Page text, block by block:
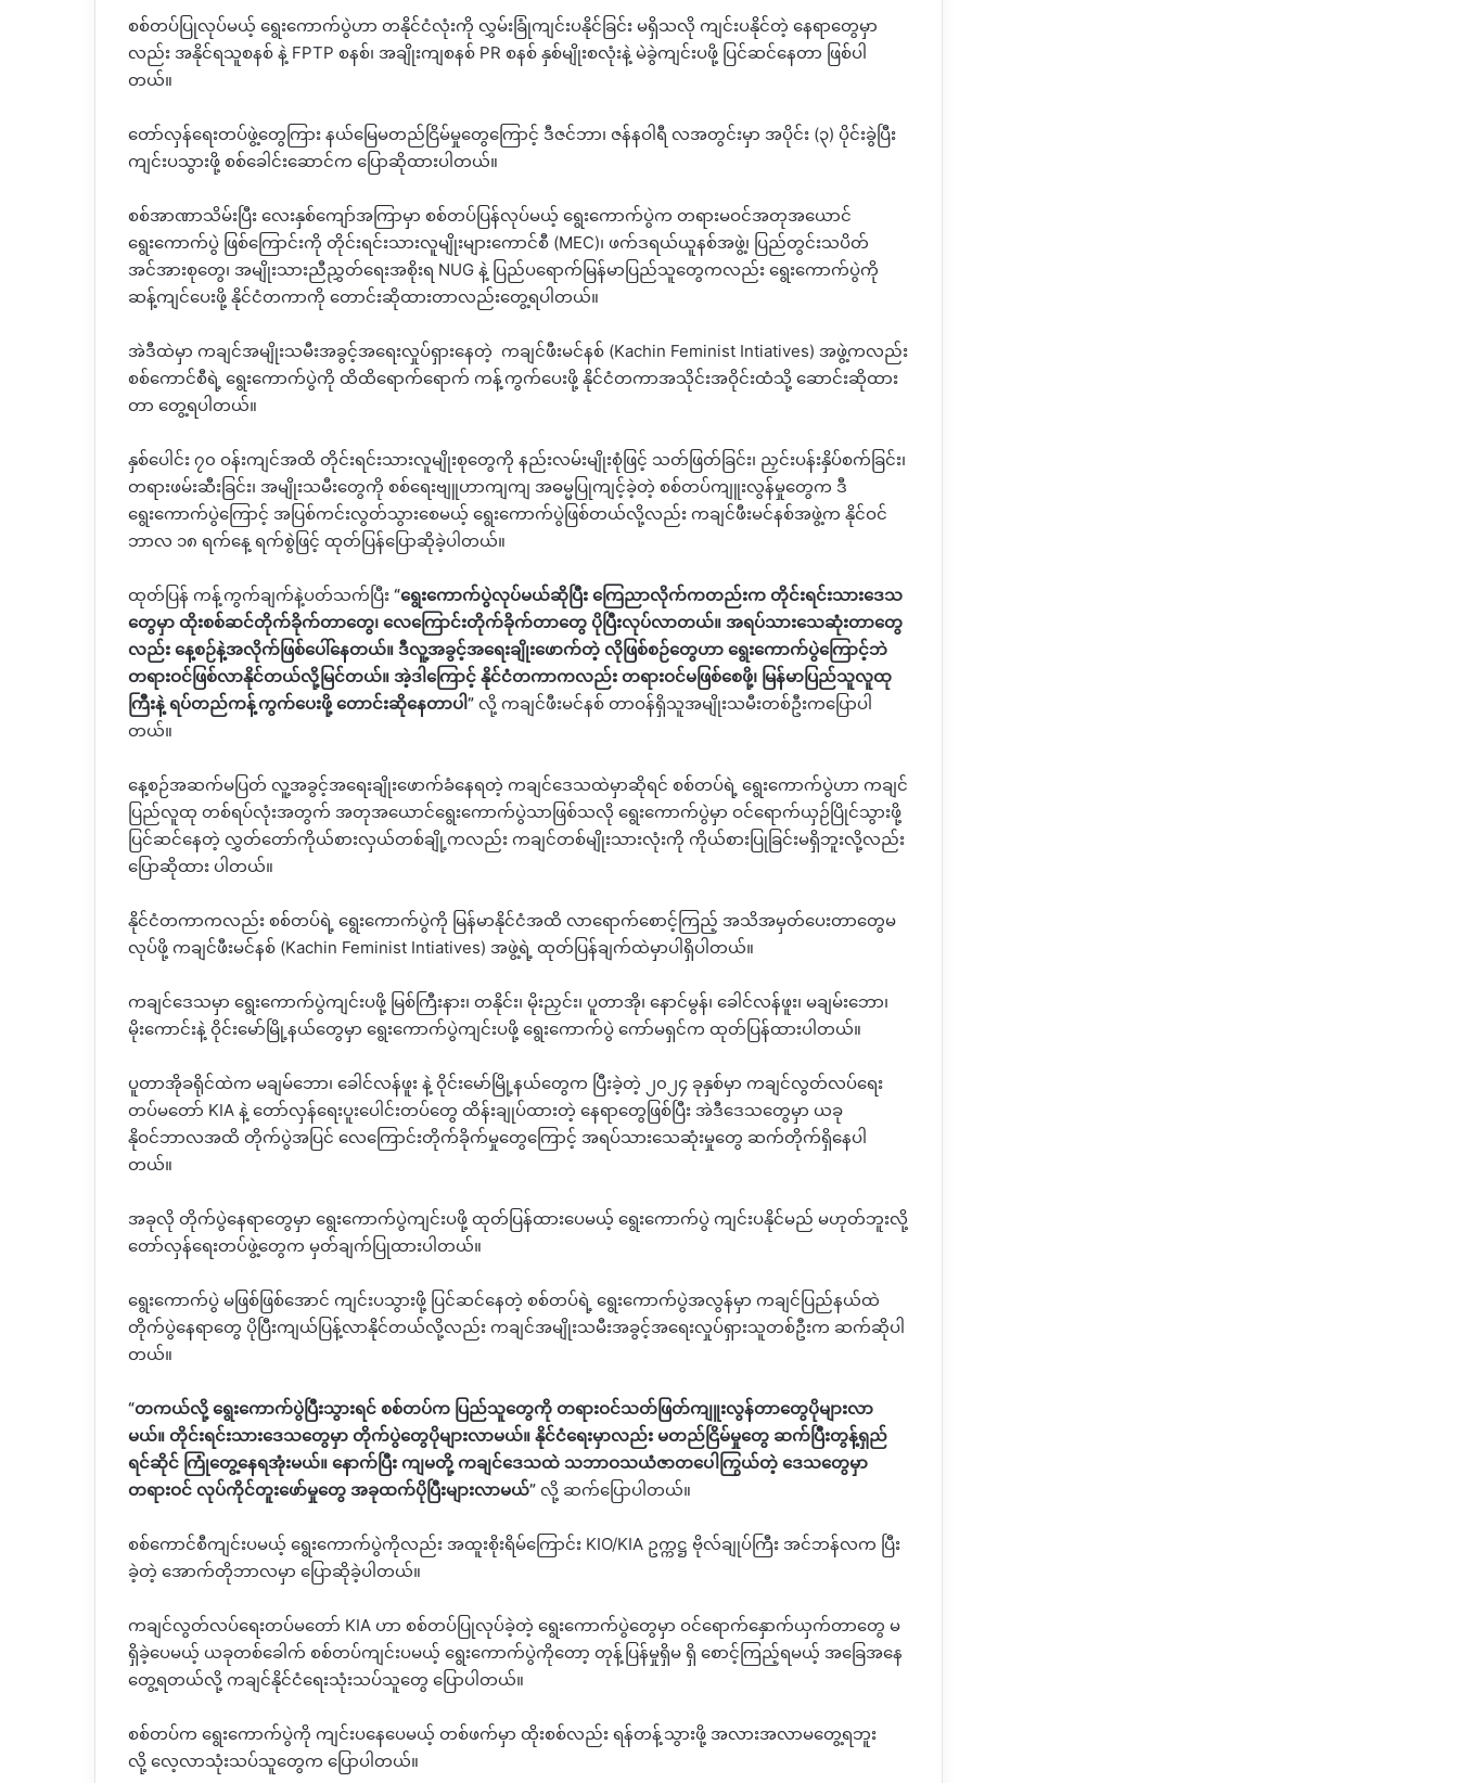
စစ်တပ်ပြုလုပ်မယ့် ရွေးကောက်ပွဲဟာ တနိုင်ငံလုံးကို လွှမ်းခြုံကျင်းပနိုင်ခြင်း မရှိသလို ကျင်းပနိုင်တဲ့ နေရာတွေမှာ
လည်း အနိုင်ရသူစနစ် နဲ့ FPTP စနစ်၊ အချိုးကျစနစ် PR စနစ် နှစ်မျိုးစလုံးနဲ့ မဲခွဲကျင်းပဖို့ ပြင်ဆင်နေတာ ဖြစ်ပါ
တယ်။
တော်လှန်ရေးတပ်ဖွဲ့တွေကြား နယ်မြေမတည်ငြိမ်မှုတွေကြောင့် ဒီဇင်ဘာ၊ ဇန်နဝါရီ လအတွင်းမှာ အပိုင်း (၃) ပိုင်းခွဲပြီး
ကျင်းပသွားဖို့ စစ်ခေါင်းဆောင်က ပြောဆိုထားပါတယ်။
စစ်အာဏာသိမ်းပြီး လေးနှစ်ကျော်အကြာမှာ စစ်တပ်ပြန်လုပ်မယ့် ရွေးကောက်ပွဲက တရားမဝင်အတုအယောင်
ရွေးကောက်ပွဲ ဖြစ်ကြောင်းကို တိုင်းရင်းသားလူမျိုးများကောင်စီ (MEC)၊ ဖက်ဒရယ်ယူနစ်အဖွဲ့၊ ပြည်တွင်းသပိတ်
အင်အားစုတွေ၊ အမျိုးသားညီညွှတ်ရေးအစိုးရ NUG နဲ့ ပြည်ပရောက်မြန်မာပြည်သူတွေကလည်း ရွေးကောက်ပွဲကို
ဆန့်ကျင်ပေးဖို့ နိုင်ငံတကာကို တောင်းဆိုထားတာလည်းတွေ့ရပါတယ်။
အဲဒီထဲမှာ ကချင်အမျိုးသမီးအခွင့်အရေးလှုပ်ရှားနေတဲ့ ကချင်ဖီးမင်နစ် (Kachin Feminist Intiatives) အဖွဲ့ကလည်း
စစ်ကောင်စီရဲ့ ရွေးကောက်ပွဲကို ထိထိရောက်ရောက် ကန့်ကွက်ပေးဖို့ နိုင်ငံတကာအသိုင်းအဝိုင်းထံသို့ ဆောင်းဆိုထား
တာ တွေ့ရပါတယ်။
နှစ်ပေါင်း ၇၀ ဝန်းကျင်အထိ တိုင်းရင်းသားလူမျိုးစုတွေကို နည်းလမ်းမျိုးစုံဖြင့် သတ်ဖြတ်ခြင်း၊ ညှင်းပန်းနှိပ်စက်ခြင်း၊
တရားဖမ်းဆီးခြင်း၊ အမျိုးသမီးတွေကို စစ်ရေးဗျူဟာကျကျ အဓမ္မပြုကျင့်ခဲ့တဲ့ စစ်တပ်ကျူးလွန်မှုတွေက ဒီ
ရွေးကောက်ပွဲကြောင့် အပြစ်ကင်းလွတ်သွားစေမယ့် ရွေးကောက်ပွဲဖြစ်တယ်လို့လည်း ကချင်ဖီးမင်နစ်အဖွဲ့က နိုင်ဝင်
ဘာလ ၁၈ ရက်နေ့ ရက်စွဲဖြင့် ထုတ်ပြန်ပြောဆိုခဲ့ပါတယ်။
ထုတ်ပြန် ကန့်ကွက်ချက်နဲ့ပတ်သက်ပြီး “ရွေးကောက်ပွဲလုပ်မယ်ဆိုပြီး ကြေညာလိုက်ကတည်းက တိုင်းရင်းသားဒေသ
တွေမှာ ထိုးစစ်ဆင်တိုက်ခိုက်တာတွေ၊ လေကြောင်းတိုက်ခိုက်တာတွေ ပိုပြီးလုပ်လာတယ်။ အရပ်သားသေဆုံးတာတွေ
လည်း နေ့စဉ်နဲ့အလိုက်ဖြစ်ပေါ်နေတယ်။ ဒီလူ့အခွင့်အရေးချိုးဖောက်တဲ့ လိုဖြစ်စဉ်တွေဟာ ရွေးကောက်ပွဲကြောင့်ဘဲ
တရားဝင်ဖြစ်လာနိုင်တယ်လို့မြင်တယ်။ အဲ့ဒါကြောင့် နိုင်ငံတကာကလည်း တရားဝင်မဖြစ်စေဖို့၊ မြန်မာပြည်သူလူထု
ကြီးနဲ့ ရပ်တည်ကန့်ကွက်ပေးဖို့ တောင်းဆိုနေတာပါ ” လို့ ကချင်ဖီးမင်နစ် တာဝန်ရှိသူအမျိုးသမီးတစ်ဦးကပြောပါ
တယ်။
နေ့စဉ်အဆက်မပြတ် လူ့အခွင့်အရေးချိုးဖောက်ခံနေရတဲ့ ကချင်ဒေသထဲမှာဆိုရင် စစ်တပ်ရဲ့ ရွေးကောက်ပွဲဟာ ကချင်
ပြည်လူထု တစ်ရပ်လုံးအတွက် အတုအယောင်ရွေးကောက်ပွဲသာဖြစ်သလို ရွေးကောက်ပွဲမှာ ဝင်ရောက်ယှဉ်ပြိုင်သွားဖို့
ပြင်ဆင်နေတဲ့ လွှတ်တော်ကိုယ်စားလှယ်တစ်ချို့ကလည်း ကချင်တစ်မျိုးသားလုံးကို ကိုယ်စားပြုခြင်းမရှိဘူးလို့လည်း
ပြောဆိုထား ပါတယ်။
နိုင်ငံတကာကလည်း စစ်တပ်ရဲ့ ရွေးကောက်ပွဲကို မြန်မာနိုင်ငံအထိ လာရောက်စောင့်ကြည့် အသိအမှတ်ပေးတာတွေမ
လုပ်ဖို့ ကချင်ဖီးမင်နစ် (Kachin Feminist Intiatives) အဖွဲ့ရဲ့ ထုတ်ပြန်ချက်ထဲမှာပါရှိပါတယ်။
ကချင်ဒေသမှာ ရွေးကောက်ပွဲကျင်းပဖို့ မြစ်ကြီးနား၊ တနိုင်း၊ မိုးညှင်း၊ ပူတာအို၊ နောင်မွန်၊ ခေါင်လန်ဖူး၊ မချမ်းဘော၊
မိုးကောင်းနဲ့ ဝိုင်းမော်မြို့နယ်တွေမှာ ရွေးကောက်ပွဲကျင်းပဖို့ ရွေးကောက်ပွဲ ကော်မရှင်က ထုတ်ပြန်ထားပါတယ်။
ပူတာအိုခရိုင်ထဲက မချမ်ဘော၊ ခေါင်လန်ဖူး နဲ့ ဝိုင်းမော်မြို့နယ်တွေက ပြီးခဲ့တဲ့ ၂၀၂၄ ခုနှစ်မှာ ကချင်လွတ်လပ်ရေး
တပ်မတော် KIA နဲ့ တော်လှန်ရေးပူးပေါင်းတပ်တွေ ထိန်းချုပ်ထားတဲ့ နေရာတွေဖြစ်ပြီး အဲဒီဒေသတွေမှာ ယခု
နိုဝင်ဘာလအထိ တိုက်ပွဲအပြင် လေကြောင်းတိုက်ခိုက်မှုတွေကြောင့် အရပ်သားသေဆုံးမှုတွေ ဆက်တိုက်ရှိနေပါ
တယ်။
အခုလို တိုက်ပွဲနေရာတွေမှာ ရွေးကောက်ပွဲကျင်းပဖို့ ထုတ်ပြန်ထားပေမယ့် ရွေးကောက်ပွဲ ကျင်းပနိုင်မည် မဟုတ်ဘူးလို့
တော်လှန်ရေးတပ်ဖွဲ့တွေက မှတ်ချက်ပြုထားပါတယ်။
ရွေးကောက်ပွဲ မဖြစ်ဖြစ်အောင် ကျင်းပသွားဖို့ ပြင်ဆင်နေတဲ့ စစ်တပ်ရဲ့ ရွေးကောက်ပွဲအလွန်မှာ ကချင်ပြည်နယ်ထဲ
တိုက်ပွဲနေရာတွေ ပိုပြီးကျယ်ပြန့်လာနိုင်တယ်လို့လည်း ကချင်အမျိုးသမီးအခွင့်အရေးလှုပ်ရှားသူတစ်ဦးက ဆက်ဆိုပါ
တယ်။
“တကယ်လို့ ရွေးကောက်ပွဲပြီးသွားရင် စစ်တပ်က ပြည်သူတွေကို တရားဝင်သတ်ဖြတ်ကျူးလွန်တာတွေပိုများလာ
မယ်။ တိုင်းရင်းသားဒေသတွေမှာ တိုက်ပွဲတွေပိုများလာမယ်။ နိုင်ငံရေးမှာလည်း မတည်ငြိမ်မှုတွေ ဆက်ပြီးတွန့်ရှည်
ရင်ဆိုင် ကြုံတွေ့နေရအုံးမယ်။ နောက်ပြီး ကျမတို့ ကချင်ဒေသထဲ သဘာဝသယံဇာတပေါကြွယ်တဲ့ ဒေသတွေမှာ
တရားဝင် လုပ်ကိုင်တူးဖော်မှုတွေ အခုထက်ပိုပြီးများလာမယ်” လို့ ဆက်ပြောပါတယ်။
စစ်ကောင်စီကျင်းပမယ့် ရွေးကောက်ပွဲကိုလည်း အထူးစိုးရိမ်ကြောင်း KIO/KIA ဥက္ကဋ္ဌ ဗိုလ်ချုပ်ကြီး အင်ဘန်လက ပြီး
ခဲ့တဲ့ အောက်တိုဘာလမှာ ပြောဆိုခဲ့ပါတယ်။
ကချင်လွတ်လပ်ရေးတပ်မတော် KIA ဟာ စစ်တပ်ပြုလုပ်ခဲ့တဲ့ ရွေးကောက်ပွဲတွေမှာ ဝင်ရောက်နှောက်ယှက်တာတွေ မ
ရှိခဲ့ပေမယ့် ယခုတစ်ခေါက် စစ်တပ်ကျင်းပမယ့် ရွေးကောက်ပွဲကိုတော့ တုန့်ပြန်မှုရှိမ ရှိ စောင့်ကြည့်ရမယ့် အခြေအနေ
တွေ့ရတယ်လို့ ကချင်နိုင်ငံရေးသုံးသပ်သူတွေ ပြောပါတယ်။
စစ်တပ်က ရွေးကောက်ပွဲကို ကျင်းပနေပေမယ့် တစ်ဖက်မှာ ထိုးစစ်လည်း ရန်တန့်သွားဖို့ အလားအလာမတွေ့ရဘူး
လို့ လေ့လာသုံးသပ်သူတွေက ပြောပါတယ်။